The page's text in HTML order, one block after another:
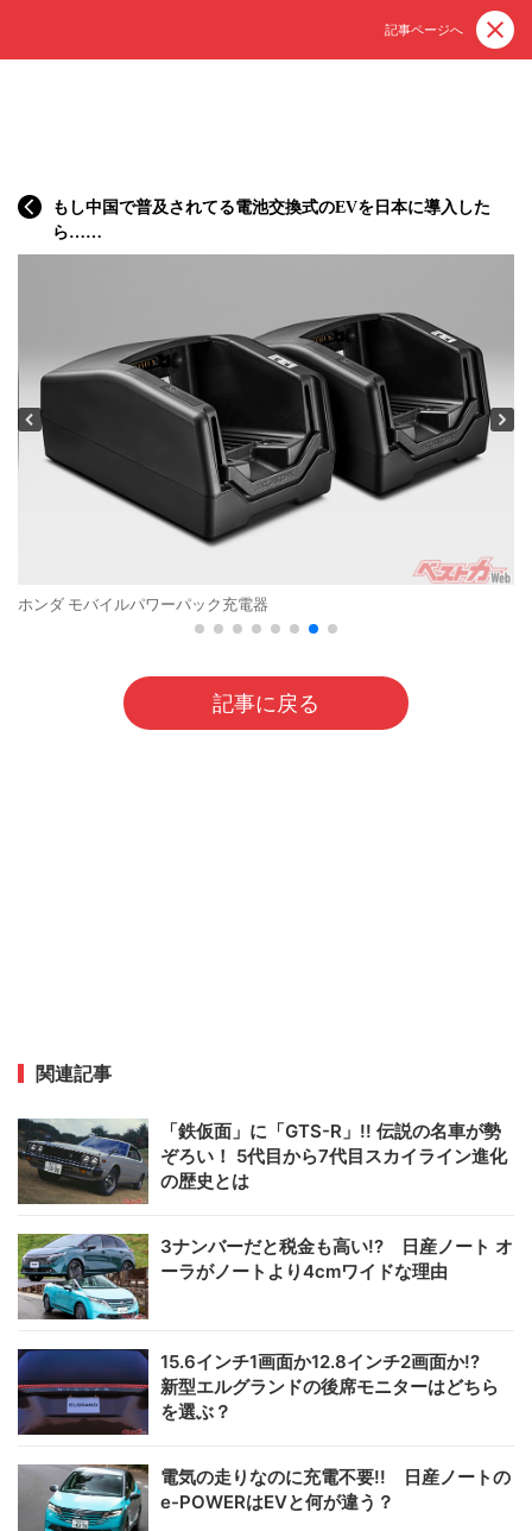
記事ページへ
もし中国で普及されてる電池交換式のEVを日本に導入した
ら……
ホンダ モバイルパワーパック充電器
記事に戻る
関連記事
「鉄仮面」に「GTS-R」!! 伝説の名車が勢
ぞろい！ 5代目から7代目スカイライン進化
の歴史とは
3ナンバーだと税金も高い!? 日産ノート オ
ーラがノートより4cmワイドな理由
15.6インチ1画面か12.8インチ2画面か!?
新型エルグランドの後席モニターはどちら
を選ぶ？
電気の走りなのに充電不要!! 日産ノートの
e-POWERはEVと何が違う？